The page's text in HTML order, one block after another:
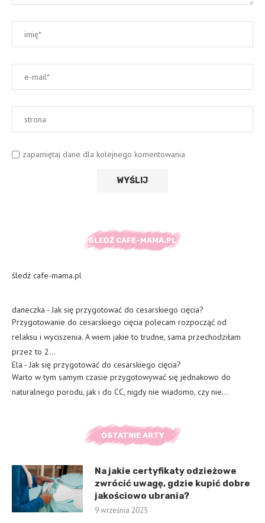
zapamiętaj dane dla kolejnego komentowania
ŚLEDŹ CAFE-MAMA.PL
śledź cafe-mama.pl
daneczka - Jak się przygotować do cesarskiego cięcia?
Przygotowanie do cesarskiego cięcia polecam rozpocząć od
relaksu i wyciszenia. A wiem jakie to trudne, sama przechodziłam
przez to 2…
Ela - Jak się przygotować do cesarskiego cięcia?
Warto w tym samym czasie przygotowywać się jednakowo do
naturalnego porodu, jak i do CC, nigdy nie wiadomo, czy nie…
OSTATNIE ARTY
Na jakie certyfikaty odzieżowe
zwrócić uwagę, gdzie kupić dobre
jakościowo ubrania?
9 września 2025